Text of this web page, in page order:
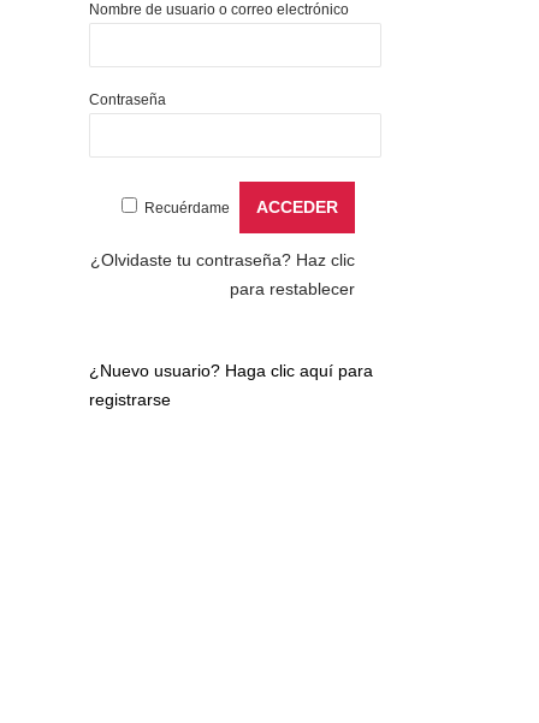
Nombre de usuario o correo electrónico
Contraseña
Recuérdame
¿Olvidaste tu contraseña? Haz clic
para restablecer
¿Nuevo usuario? Haga clic aquí para
registrarse